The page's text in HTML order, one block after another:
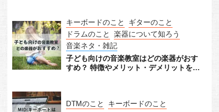
キーボードのこと
ギターのこと
ドラムのこと
楽器について知ろう
音楽ネタ・雑記
子ども向けの音楽教室はどの楽器がおす
すめ？ 特徴やメリット・デメリットをチ
DTMのこと
キーボードのこと